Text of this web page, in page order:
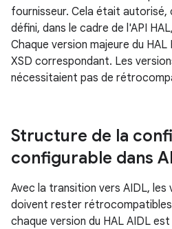
fournisseur. Cela était autorisé,
défini, dans le cadre de l'API
Chaque version majeure du
XSD correspondant. Les
nécessitaient pas de
Structure de la
configurable dans
Avec la transition vers AIDL, les
doivent rester
chaque version du HAL AIDL